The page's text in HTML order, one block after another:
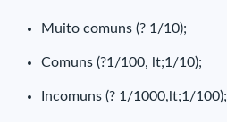
Muito comuns (? 1/10);
Comuns (?1/100, lt;1/10);
Incomuns (? 1/1000,lt;1/100);